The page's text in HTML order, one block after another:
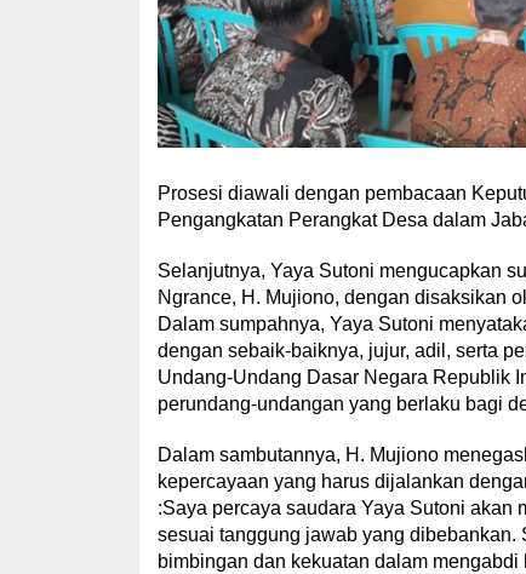
Prosesi diawali dengan pembacaan
Pengangkatan Perangkat Desa dalam
Selanjutnya, Yaya Sutoni mengucapkan
Ngrance, H. Mujiono, dengan disaksikan
Dalam sumpahnya, Yaya Sutoni
dengan sebaik-baiknya, jujur, adil, serta
Undang-Undang Dasar Negara Republik
perundang-undangan yang berlaku bagi
Dalam sambutannya, H. Mujiono
kepercayaan yang harus dijalankan
:Saya percaya saudara Yaya Sutoni
sesuai tanggung jawab yang dibebankan.
bimbingan dan kekuatan dalam mengabdi